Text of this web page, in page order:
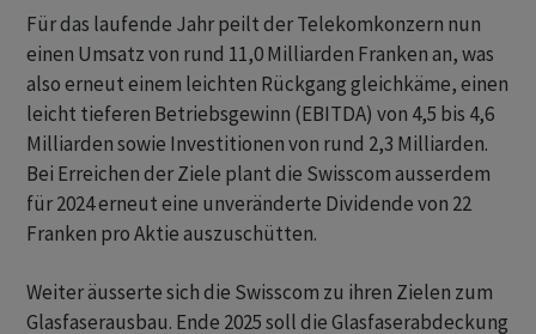
Für das laufende Jahr peilt der Telekomkonzern nun
einen Umsatz von rund 11,0 Milliarden Franken an, was
also erneut einem leichten Rückgang gleichkäme, einen
leicht tieferen Betriebsgewinn (EBITDA) von 4,5 bis 4,6
Milliarden sowie Investitionen von rund 2,3 Milliarden.
Bei Erreichen der Ziele plant die Swisscom ausserdem
für 2024 erneut eine unveränderte Dividende von 22
Franken pro Aktie auszuschütten.
Weiter äusserte sich die Swisscom zu ihren Zielen zum
Glasfaserausbau. Ende 2025 soll die Glasfaserabdeckung